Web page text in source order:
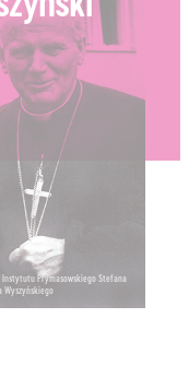
Instytutu Prymasowskiego Stefana
Wyszyńskiego